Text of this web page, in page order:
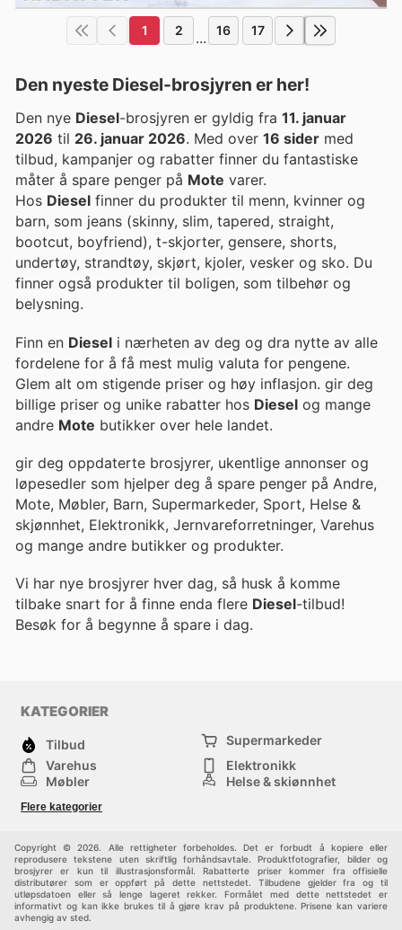
1 2 ... 16 17
Den nyeste Diesel-brosjyren er her!
Den nye Diesel-brosjyren er gyldig fra 11. januar
2026 til 26. januar 2026. Med over 16 sider med
tilbud, kampanjer og rabatter finner du fantastiske
måter å spare penger på Mote varer.
Hos Diesel finner du produkter til menn, kvinner og
barn, som jeans (skinny, slim, tapered, straight,
bootcut, boyfriend), t-skjorter, gensere, shorts,
undertøy, strandtøy, skjørt, kjoler, vesker og sko. Du
finner også produkter til boligen, som tilbehør og
belysning.
Finn en Diesel i nærheten av deg og dra nytte av alle
fordelene for å få mest mulig valuta for pengene.
Glem alt om stigende priser og høy inflasjon. gir deg
billige priser og unike rabatter hos Diesel og mange
andre Mote butikker over hele landet.
gir deg oppdaterte brosjyrer, ukentlige annonser og
løpesedler som hjelper deg å spare penger på Andre,
Mote, Møbler, Barn, Supermarkeder, Sport, Helse &
skjønnhet, Elektronikk, Jernvareforretninger, Varehus
og mange andre butikker og produkter.
Vi har nye brosjyrer hver dag, så husk å komme
tilbake snart for å finne enda flere Diesel-tilbud!
Besøk for å begynne å spare i dag.
KATEGORIER
Tilbud
Supermarkeder
Varehus
Elektronikk
Møbler
Helse & skjønnhet
Sport
Flere kategorier
Copyright © 2026. Alle rettigheter forbeholdes. Det er forbudt å kopiere eller
reprodusere tekstene uten skriftlig forhåndsavtale. Produktfotografier, bilder og
brosjyrer er kun til illustrasjonsformål. Rabatterte priser kommer fra offisielle
distributører som er oppført på dette nettstedet. Tilbudene gjelder fra og til
utløpsdatoen eller så lenge lageret rekker. Formålet med dette nettstedet er
informativt og kan ikke brukes til å gjøre krav på produktene. Prisene kan variere
avhengig av sted.